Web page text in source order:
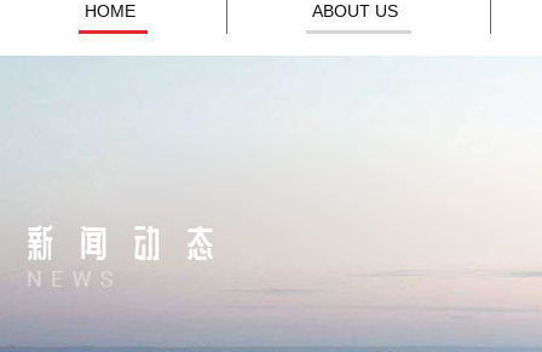
HOME ABOUT US